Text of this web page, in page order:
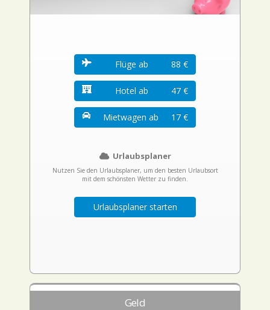
Flüge ab 88 €
Hotel ab 47 €
Mietwagen ab 17 €
Urlaubsplaner
Nutzen Sie den Urlaubsplaner, um den besten Urlaubsort
mit dem schönsten Wetter zu finden.
Urlaubsplaner starten
Geld